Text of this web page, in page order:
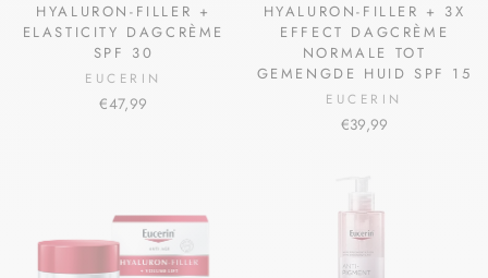
HYALURON-FILLER +
ELASTICITY DAGCRÈME
SPF 30
EUCERIN
€47,99
HYALURON-FILLER + 3X
EFFECT DAGCRÈME
NORMALE TOT
GEMENGDE HUID SPF 15
EUCERIN
€39,99